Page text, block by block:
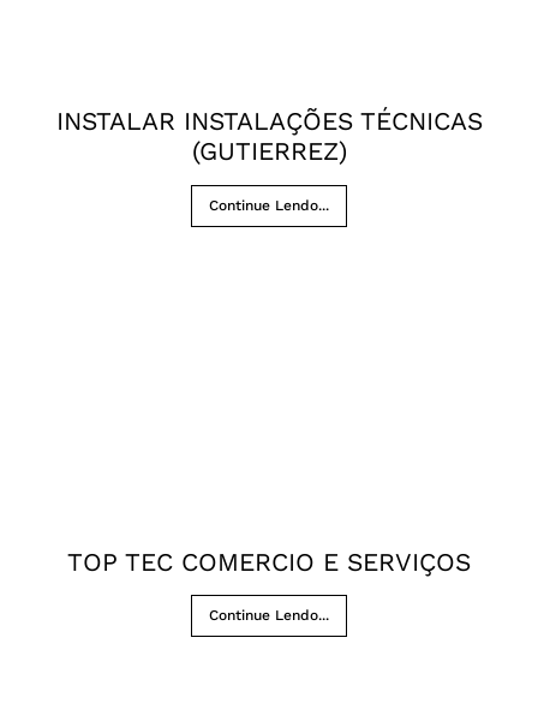
INSTALAR INSTALAÇÕES TÉCNICAS
(GUTIERREZ)
Continue Lendo...
TOP TEC COMERCIO E SERVIÇOS
Continue Lendo...